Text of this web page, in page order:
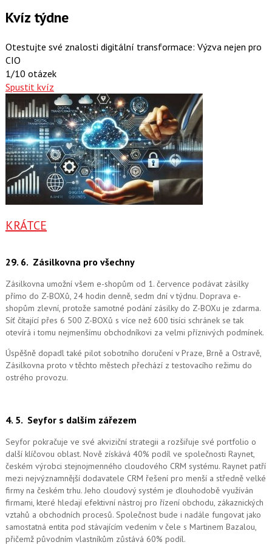
Kvíz týdne
Otestujte své znalosti digitální transformace: Výzva nejen pro
CIO
1/10 otázek
Spustit kvíz
KRÁTCE
29. 6. Zásilkovna pro všechny
Zásilkovna umožní všem e-shopům od 1. července podávat zásilky
přímo do Z-BOXů, 24 hodin denně, sedm dní v týdnu. Doprava e-
shopům zlevní, protože samotné podání zásilky do Z-BOXu je zdarma.
Síť čítající přes 6 500 Z-BOXů s více než 600 tisíci schránek se tak
otevírá i tomu nejmenšímu obchodníkovi za velmi příznivých podmínek.
Úspěšně dopadl také pilot sobotního doručení v Praze, Brně a Ostravě,
Zásilkovna proto v těchto městech přechází z testovacího režimu do
ostrého provozu.
4. 5. Seyfor s dalším zářezem
Seyfor pokračuje ve své akviziční strategii a rozšiřuje své portfolio o
další klíčovou oblast. Nově získává 40% podíl ve společnosti Raynet,
českém výrobci stejnojmenného cloudového CRM systému. Raynet patří
mezi nejvýznamnější dodavatele CRM řešení pro menší a středně velké
firmy na českém trhu. Jeho cloudový systém je dlouhodobě využíván
firmami, které hledají efektivní nástroj pro řízení obchodu, zákaznických
vztahů a obchodních procesů. Společnost bude i nadále fungovat jako
samostatná entita pod stávajícím vedením v čele s Martinem Bazalou,
přičemž původním vlastníkům zůstává 60% podíl.